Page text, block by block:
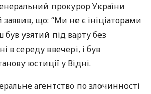
прокурор України
що: “Ми не є ініціаторами
був узятий під варту без
в середу ввечері, і був
юстиції у Відні.
агентство по злочинності